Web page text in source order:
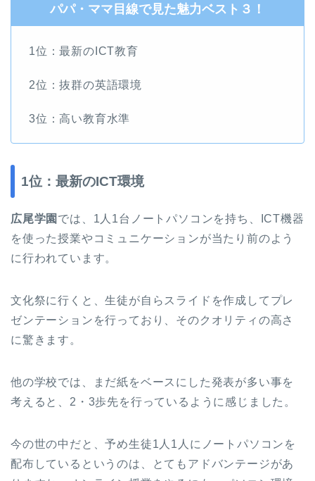
パパ・ママ目線で見た魅力ベスト３！
1位：最新のICT教育
2位：抜群の英語環境
3位：高い教育水準
1位：最新のICT環境
広尾学園 では、1人1台ノートパソコンを持ち、ICT機器
を使った授業やコミュニケーションが当たり前のよう
に行われています。
文化祭に行くと、生徒が自らスライドを作成してプレ
ゼンテーションを行っており、そのクオリティの高さ
に驚きます。
他の学校では、まだ紙をベースにした発表が多い事を
考えると、2・3歩先を行っているように感じました。
今の世の中だと、予め生徒1人1人にノートパソコンを
配布しているというのは、とてもアドバンテージがあ